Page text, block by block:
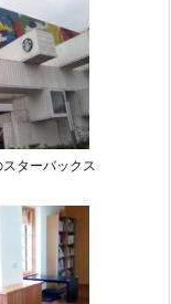
ターバックス